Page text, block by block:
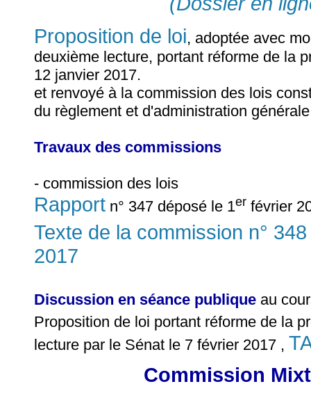
Proposition de loi, adoptée avec
deuxième lecture, portant réforme de la
12 janvier 2017.
et renvoyé à la commission des lois
du règlement et d'administration générale
Travaux des commissions
- commission des lois
Rapport n° 347 déposé le 1er février
Texte de la commission n°
2017
Discussion en séance publique au
Proposition de loi portant réforme de la
lecture par le Sénat le 7 février 2017 ,
Commission